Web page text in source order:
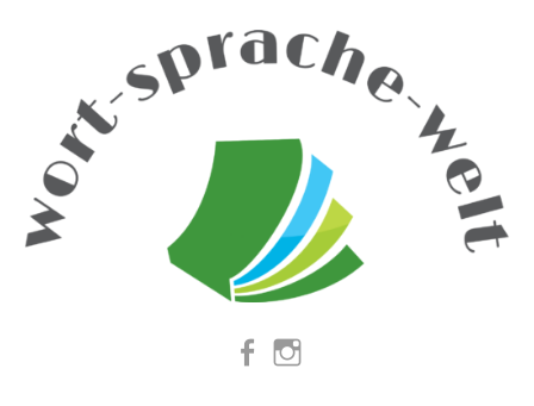
Facebook